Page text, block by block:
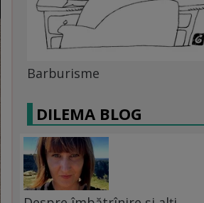
Barburisme
DILEMA BLOG